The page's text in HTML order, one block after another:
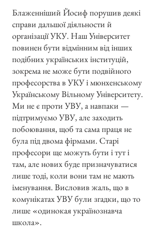
Блаженніший Йосиф порушив деякі
справи дальшої діяльности й
організації УКУ. Наш Університет
повинен бути відмінним від інших
подібних українських інституцій,
зокрема не може бути подвійного
професорства в УКУ і мюнхенському
Українському Вільному Університету.
Ми не є проти УВУ, а навпаки —
підтримуємо УВУ, але заходить
побоювання, щоб та сама праця не
була під двома фірмами. Старі
професори ще можуть бути і тут і
там, але нових буде призначуватися
лише тоді, коли вони там не мають
іменування. Висловив жаль, що в
комунікатах УВУ були згадки, що то
лише «одинокая українознавча
школа».